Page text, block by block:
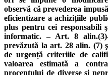
observă că prevederea
eficientizare a achizițiile
plus pentru cei responsabili
informatic. – Art. 8
prevăzută la art. 28 alin. (7)
de urgență criteriile de
valoarea estimată a
procentului de diverse şi